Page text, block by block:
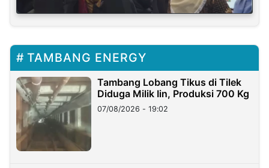
TAMBANG ENERGY
Tambang Lobang Tikus di Tilek
Diduga Milik Iin, Produksi 700 Kg
07/08/2026 - 19:02